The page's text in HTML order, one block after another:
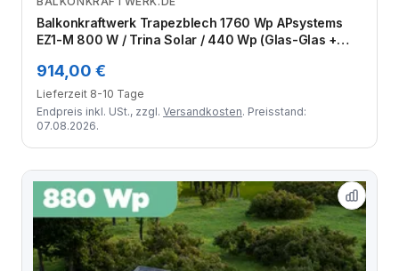
Zum Angebot
Balkonkraftwerk Trapezblech 1760 Wp APsystems
EZ1-M 800 W / Trina Solar / 440 Wp (Glas-Glas +
/ 4 Module
914,00 €
Lieferzeit 8-10 Tage
Endpreis inkl. USt., zzgl. Versandkosten. Preisstand:
07.08.2026.